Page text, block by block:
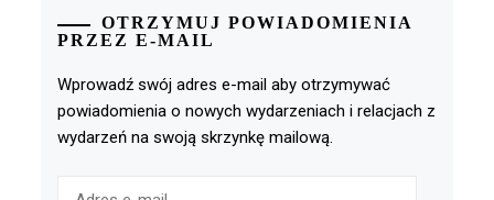
OTRZYMUJ POWIADOMIENIA
PRZEZ E-MAIL
Wprowadź swój adres e-mail aby otrzymywać
powiadomienia o nowych wydarzeniach i relacjach z
wydarzeń na swoją skrzynkę mailową.